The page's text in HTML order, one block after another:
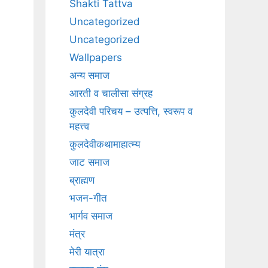
Shakti Tattva
Uncategorized
Uncategorized
Wallpapers
अन्य समाज
आरती व चालीसा संग्रह
कुलदेवी परिचय – उत्पत्ति, स्वरूप व
महत्त्व
कुलदेवीकथामाहात्म्य
जाट समाज
ब्राह्मण
भजन-गीत
भार्गव समाज
मंत्र
मेरी यात्रा